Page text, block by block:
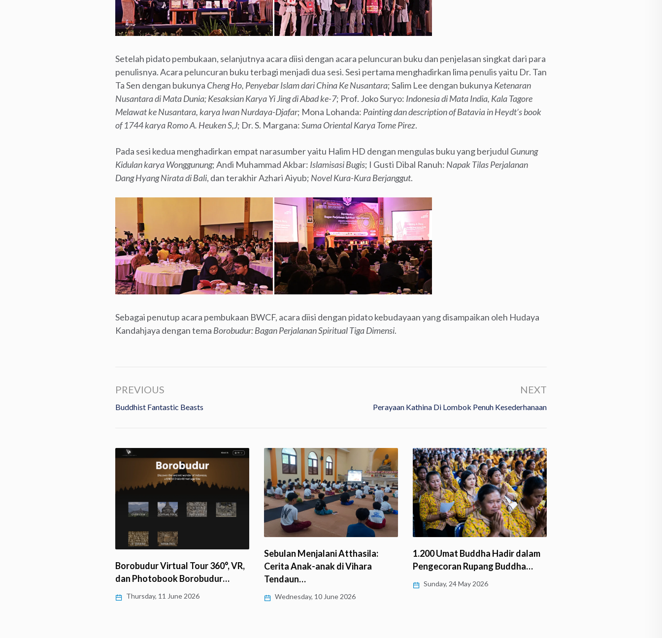
Setelah pidato pembukaan, selanjutnya acara diisi dengan acara peluncuran buku dan penjelasan singkat dari para
penulisnya. Acara peluncuran buku terbagi menjadi dua sesi. Sesi pertama menghadirkan lima penulis yaitu Dr. Tan
Ta Sen dengan bukunya Cheng Ho, Penyebar Islam dari China Ke Nusantara; Salim Lee dengan bukunya Ketenaran
Nusantara di Mata Dunia; Kesaksian Karya Yi Jing di Abad ke-7; Prof. Joko Suryo: Indonesia di Mata India, Kala Tagore
Melawat ke Nusantara, karya Iwan Nurdaya-Djafar; Mona Lohanda: Painting dan description of Batavia in Heydt’s book
of 1744 karya Romo A. Heuken S,J; Dr. S. Margana:Suma Oriental Karya Tome Pirez.
Pada sesi kedua menghadirkan empat narasumber yaitu Halim HD dengan mengulas buku yang berjudul Gunung
Kidulan karya Wonggunung; Andi Muhammad Akbar: Islamisasi Bugis; I Gusti Dibal Ranuh: Napak Tilas Perjalanan
Dang Hyang Nirata di Bali, dan terakhir Azhari Aiyub; Novel Kura-Kura Berjanggut.
Sebagai penutup acara pembukaan BWCF, acara diisi dengan pidato kebudayaan yang disampaikan oleh Hudaya
Kandahjaya dengan tema Borobudur: Bagan Perjalanan Spiritual Tiga Dimensi.
PREVIOUS
Buddhist Fantastic Beasts
NEXT
Perayaan Kathina Di Lombok Penuh Kesederhanaan
Borobudur Virtual Tour 360°, VR,
dan Photobook Borobudur…
Thursday, 11 June 2026
Sebulan Menjalani Atthasila:
Cerita Anak-anak di Vihara
Tendaun…
Wednesday, 10 June 2026
1.200 Umat Buddha Hadir dalam
Pengecoran Rupang Buddha…
Sunday, 24 May 2026